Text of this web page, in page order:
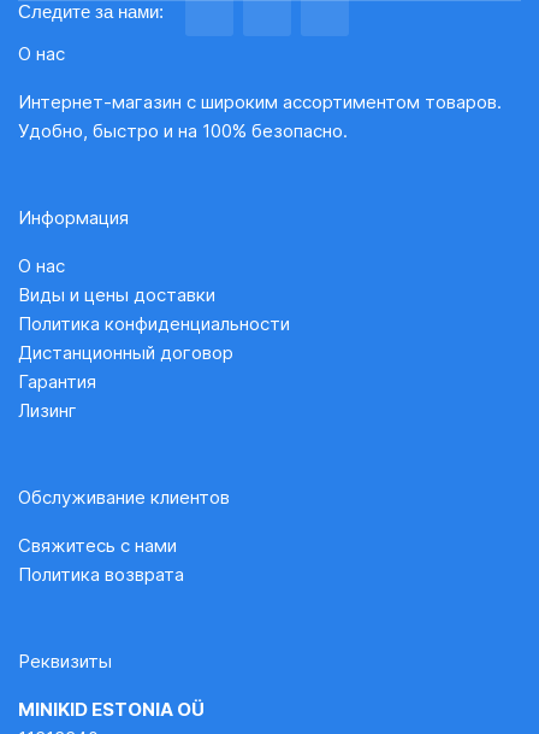
Следите за нами:
О нас
Интернет-магазин с широким ассортиментом товаров.
Удобно, быстро и на 100% безопасно.
Информация
О нас
Виды и цены доставки
Политика конфиденциальности
Дистанционный договор
Гарантия
Лизинг
Обслуживание клиентов
Свяжитесь с нами
Политика возврата
Реквизиты
MINIKID ESTONIA OÜ